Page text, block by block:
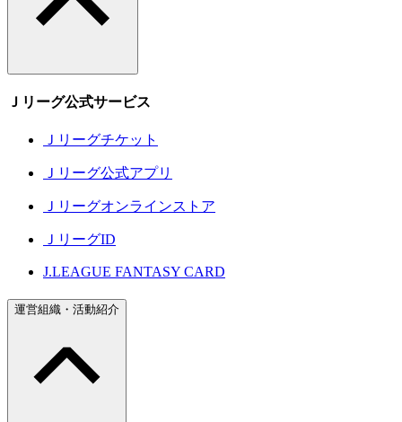
Ｊリーグ公式サービス
Ｊリーグチケット
Ｊリーグ公式アプリ
Ｊリーグオンラインストア
ＪリーグID
J.LEAGUE FANTASY CARD
運営組織・活動紹介